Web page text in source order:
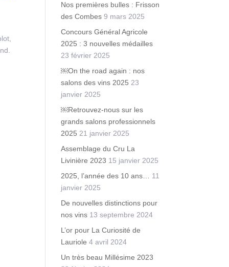
Nos premières bulles : Frisson
des Combes 9 mars 2025
Concours Général Agricole
2025 : 3 nouvelles médailles
23 février 2025
￼On the road again : nos
salons des vins 2025 23
janvier 2025
￼Retrouvez-nous sur les
grands salons professionnels
2025 21 janvier 2025
Assemblage du Cru La
Livinière 2023 15 janvier 2025
2025, l’année des 10 ans…
11
janvier 2025
De nouvelles distinctions pour
nos vins 13 septembre 2024
L’or pour La Curiosité de
Lauriole 4 avril 2024
Un très beau Millésime 2023